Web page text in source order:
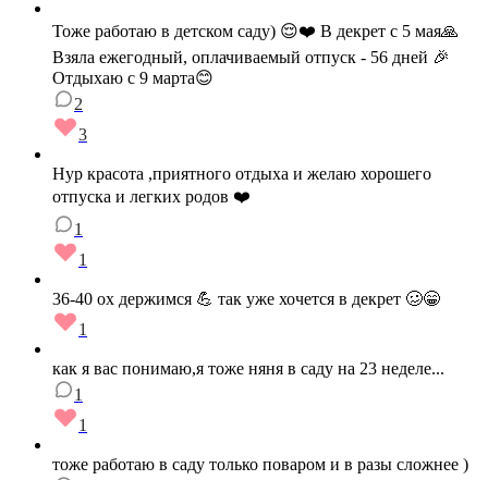
Тоже работаю в детском саду) 😌❤️ В декрет с 5 мая🙏
Взяла ежегодный, оплачиваемый отпуск - 56 дней 🎉
Отдыхаю с 9 марта😊
2
3
Нур красота ,приятного отдыха и желаю хорошего
отпуска и легких родов ❤️
1
1
36-40 ох держимся 💪 так уже хочется в декрет 🥴😁
1
как я вас понимаю,я тоже няня в саду на 23 неделе...
1
1
тоже работаю в саду только поваром и в разы сложнее )